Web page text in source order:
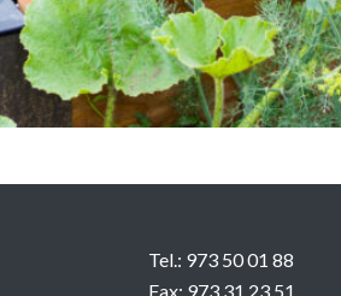
Tel.: 973 50 01 88
Fax: 973 31 23 51